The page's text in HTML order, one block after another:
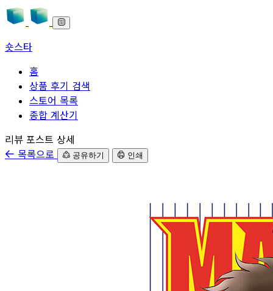
숏스타
홈
상품 후기 검색
스토어 목록
종합 계산기
본문으로 바로가기
리뷰 포스트 상세
목록으로
공유하기 인쇄